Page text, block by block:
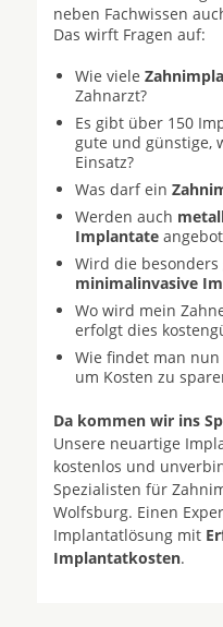
neben Fachwissen
Das wirft Fragen auf:
Wie viele
Zahnarzt?
Es gibt über 150
gute und günstige,
Einsatz?
Was darf ein
Werden auch
Implantate
Wird die
minimalinvasive
Wo wird mein
erfolgt dies
Wie findet man
um Kosten zu
Da kommen wir ins
Unsere neuartige
kostenlos und
Spezialisten für
Wolfsburg. Einen
Implantatlösung mit
Implantatkosten.